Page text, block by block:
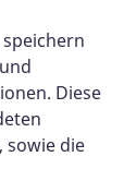
Diese
sowie die